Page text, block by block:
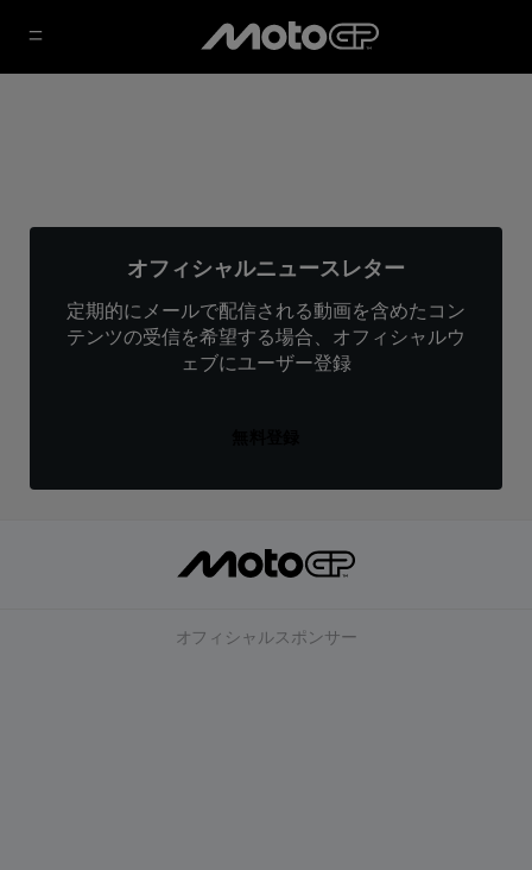
オフィシャルニュースレター
定期的にメールで配信される動画を含めたコン
テンツの受信を希望する場合、オフィシャルウ
ェブにユーザー登録
オフィシャルスポンサー